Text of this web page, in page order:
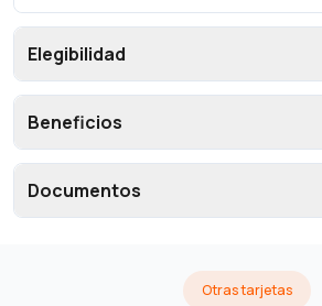
Elegibilidad
Beneficios
Documentos
Otras tarjetas